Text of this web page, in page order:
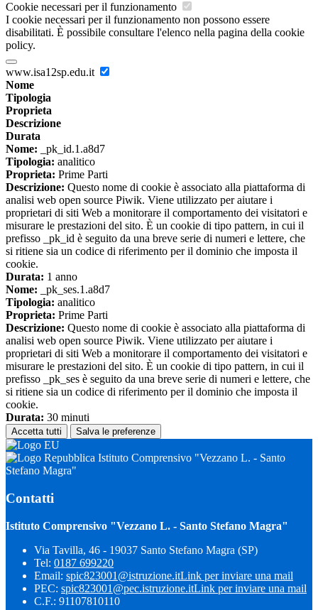
Cookie necessari per il funzionamento
I cookie necessari per il funzionamento non possono essere
disabilitati. È possibile consultare l'elenco nella pagina della cookie
policy.
www.isa12sp.edu.it
Nome
Tipologia
Proprieta
Descrizione
Durata
Nome: _pk_id.1.a8d7
Tipologia: analitico
Proprieta: Prime Parti
Descrizione: Questo nome di cookie è associato alla piattaforma di
analisi web open source Piwik. Viene utilizzato per aiutare i
proprietari di siti Web a monitorare il comportamento dei visitatori e
misurare le prestazioni del sito. È un cookie di tipo pattern, in cui il
prefisso _pk_id è seguito da una breve serie di numeri e lettere, che
si ritiene sia un codice di riferimento per il dominio che imposta il
cookie.
Durata: 1 anno
Nome: _pk_ses.1.a8d7
Tipologia: analitico
Proprieta: Prime Parti
Descrizione: Questo nome di cookie è associato alla piattaforma di
analisi web open source Piwik. Viene utilizzato per aiutare i
proprietari di siti Web a monitorare il comportamento dei visitatori e
misurare le prestazioni del sito. È un cookie di tipo pattern, in cui il
prefisso _pk_ses è seguito da una breve serie di numeri e lettere, che
si ritiene sia un codice di riferimento per il dominio che imposta il
cookie.
Durata: 30 minuti
Accetta tutti Salva le preferenze
Istituto Comprensivo "Vezzano L. - Santo
Stefano Magra"
Contatti
Istituto Comprensivo "Vezzano L. - Santo Stefano Magra"
Via Tavilla, 46 - 19037 Santo Stefano Magra (SP)
Tel: 0187 699220
Email: spic823001@istruzione.itLink per inviare una mail
PEC: spic823001@pec.istruzione.itLink per inviare una mail
C.F.: 91107810110